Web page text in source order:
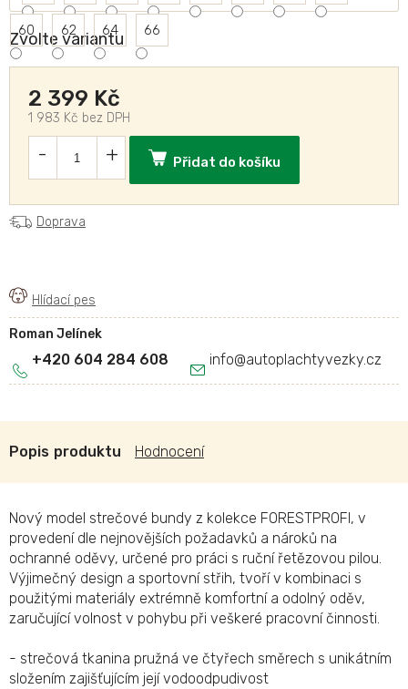
Zvolte variantu
60 62 64 66
2 399 Kč
1 983 Kč bez DPH
Přidat do košíku
Roman Jelínek
info@autoplachtyvezky.cz
+420 604 284 608
Doprava
Popis Hodnocení
Nový model strečové bundy z kolekce FORESTPROFI, v
provedení dle nejnovějších požadavků a nároků na
ochranné oděvy, určené pro práci s ruční řetězovou pilou.
Výjimečný design a sportovní střih, tvoří v kombinaci s
použitými materiály extrémně komfortní a odolný oděv,
zaručující volnost v pohybu při veškeré pracovní činnosti.
- strečová tkanina pružná ve čtyřech směrech s unikátním
složením zajišťujícím její vodoodpudivost